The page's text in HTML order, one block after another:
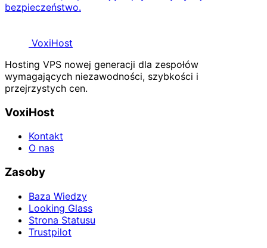
bezpieczeństwo.
VoxiHost
Hosting VPS nowej generacji dla zespołów
wymagających niezawodności, szybkości i
przejrzystych cen.
VoxiHost
Kontakt
O nas
Zasoby
Baza Wiedzy
Looking Glass
Strona Statusu
Trustpilot